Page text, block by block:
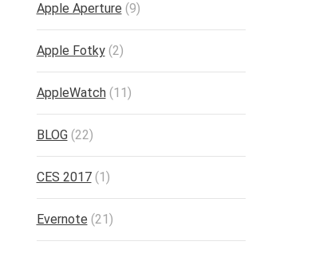
Apple Aperture (9)
Apple Fotky(2)
AppleWatch(11)
BLOG(22)
CES 2017(1)
Evernote (21)